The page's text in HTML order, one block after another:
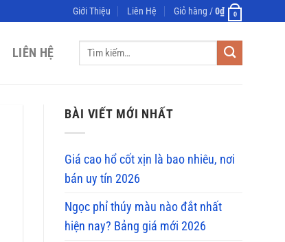
Giới Thiệu Liên Hệ Giỏ hàng /0₫ 0
LIÊN HỆ
Tìm
BÀI VIẾT MỚI NHẤT
Giá cao hổ cốt xịn là bao nhiêu, nơi
bán uy tín 2026
Ngọc phỉ thúy màu nào đắt nhất
hiện nay? Bảng giá mới 2026